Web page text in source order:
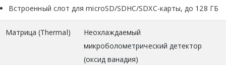
Встроенный слот для microSD/SDHC/SDXC-карты, до 128 ГБ
Матрица (Thermal)
Неохлаждаемый
микроболометрический детектор
(оксид ванадия)